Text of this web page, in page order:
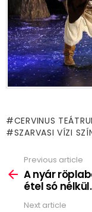
CERVINUS
SZARVASI VÍZI
more
Previous article
A nyár
étel só
Next article